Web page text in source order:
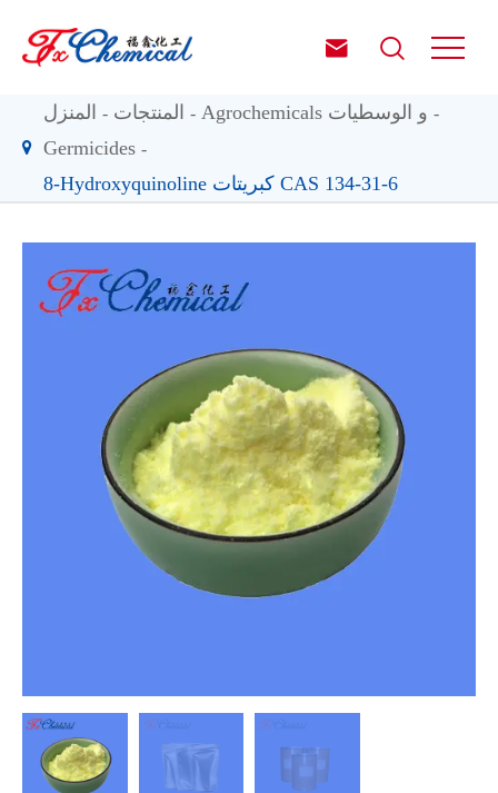
 
المنزل المنتجات
Agrochemicals و الوسطيات
Germicides
8-Hydroxyquinoline كبريتات CAS 134-31-6